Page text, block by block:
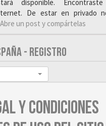
disponible.
De estar en privado
Abre un post y compártelas
- REGISTRO
Y CONDICIONES